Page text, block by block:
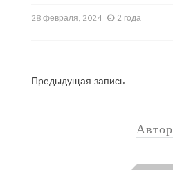
28 февраля, 2024 2 года
Навигация
Предыдущая запись
Автор